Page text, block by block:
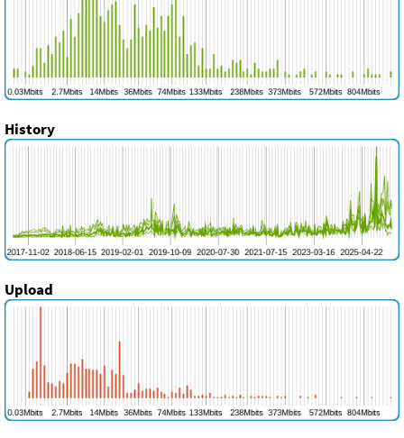
History
Upload